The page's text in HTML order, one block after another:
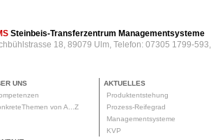
Steinbeis-Transferzentrum Managementsysteme
18, 89079 Ulm, Telefon: 07305 1799-
UNS
von A...Z
AKTUELLES
Produktentstehung
Prozess-Reifegrad
Managementsysteme
KVP